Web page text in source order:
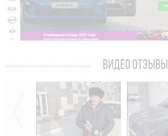
ВИДЕО ОТЗЫВЫ